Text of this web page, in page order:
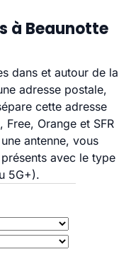
à Beaunotte
dans et autour de la
adresse postale,
cette adresse
Free, Orange et SFR
antenne, vous
avec le type
5G+).